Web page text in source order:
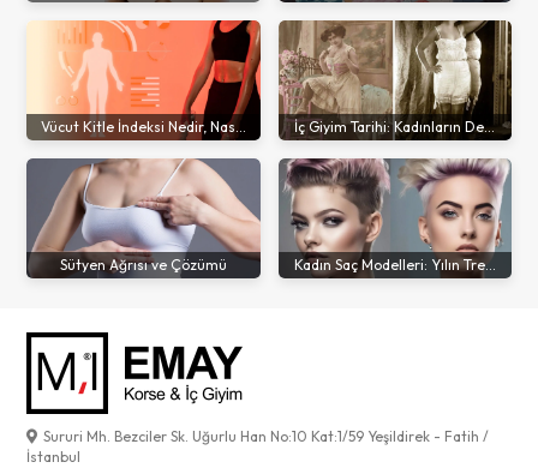
Vücut Kitle İndeksi Nedir, Nas... İç Giyim Tarihi: Kadınların De...
Sütyen Ağrısı ve Çözümü Kadın Saç Modelleri: Yılın Tre...
Sururi Mh. Bezciler Sk. Uğurlu Han No:10 Kat:1/59 Yeşildirek - Fatih /
İstanbul